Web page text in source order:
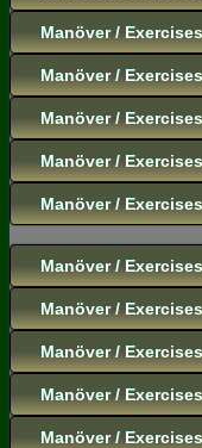
Manöver /
Manöver /
Manöver /
Manöver /
Manöver /
Manöver /
Manöver /
Manöver /
Manöver /
Manöver /